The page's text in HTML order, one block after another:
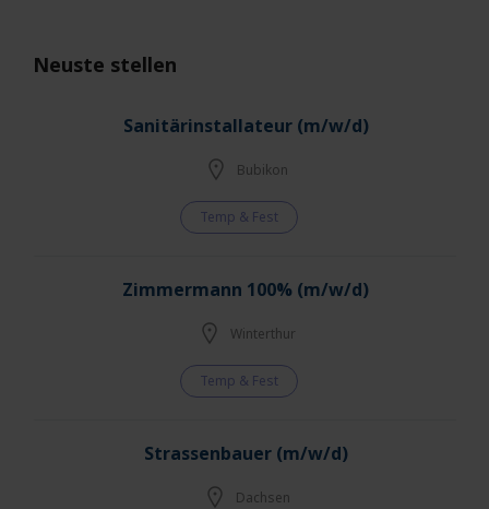
Neuste stellen
Sanitärinstallateur (m/w/d)
Bubikon
Temp & Fest
Zimmermann 100% (m/w/d)
Winterthur
Temp & Fest
Strassenbauer (m/w/d)
Dachsen